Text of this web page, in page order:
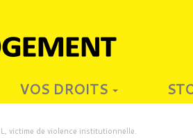
VOS DROITS
victime de violence institutionnelle.